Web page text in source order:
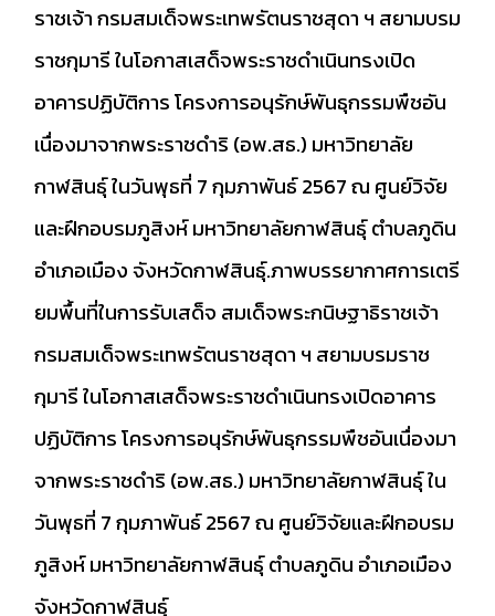
ราชเจ้า กรมสมเด็จพระเทพรัตนราชสุดา ฯ สยามบรม
ราชกุมารี ในโอกาสเสด็จพระราชดำเนินทรงเปิด
อาคารปฏิบัติการ โครงการอนุรักษ์พันธุกรรมพืชอัน
เนื่องมาจากพระราชดำริ (อพ.สธ.) มหาวิทยาลัย
กาฬสินธุ์ ในวันพุธที่ 7 กุมภาพันธ์ 2567 ณ ศูนย์วิจัย
และฝึกอบรมภูสิงห์ มหาวิทยาลัยกาฬสินธุ์ ตำบลภูดิน
อำเภอเมือง จังหวัดกาฬสินธุ์.ภาพบรรยากาศการเตรี
ยมพื้นที่ในการรับเสด็จ สมเด็จพระกนิษฐาธิราชเจ้า
กรมสมเด็จพระเทพรัตนราชสุดา ฯ สยามบรมราช
กุมารี ในโอกาสเสด็จพระราชดำเนินทรงเปิดอาคาร
ปฏิบัติการ โครงการอนุรักษ์พันธุกรรมพืชอันเนื่องมา
จากพระราชดำริ (อพ.สธ.) มหาวิทยาลัยกาฬสินธุ์ ใน
วันพุธที่ 7 กุมภาพันธ์ 2567 ณ ศูนย์วิจัยและฝึกอบรม
ภูสิงห์ มหาวิทยาลัยกาฬสินธุ์ ตำบลภูดิน อำเภอเมือง
จังหวัดกาฬสินธุ์